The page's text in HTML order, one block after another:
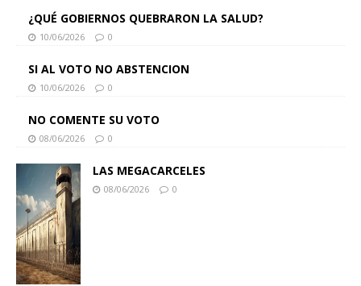
¿QUÉ GOBIERNOS QUEBRARON LA SALUD?
10/06/2026 0
SI AL VOTO NO ABSTENCION
10/06/2026 0
NO COMENTE SU VOTO
08/06/2026 0
LAS MEGACARCELES
08/06/2026 0